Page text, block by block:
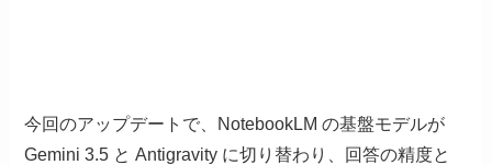
今回のアップデートで、NotebookLM の基盤モデルが
Gemini 3.5 と Antigravity に切り替わり、回答の精度と